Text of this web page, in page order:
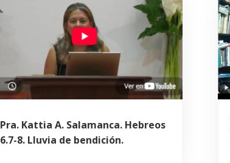
Pra. Kattia A. Salamanca. Hebreos
6.7-8. Lluvia de bendición.